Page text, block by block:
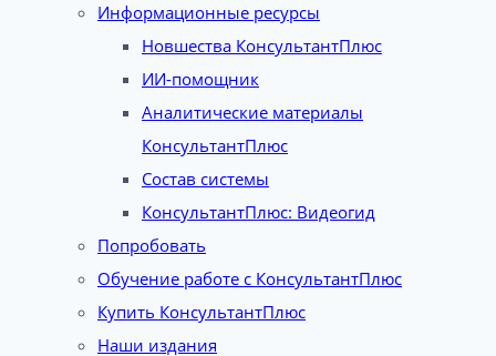
Информационные ресурсы
Новшества КонсультантПлюс
ИИ-помощник
Аналитические материалы
КонсультантПлюс
Состав системы
КонсультантПлюс: Видеогид
Попробовать
Обучение работе с КонсультантПлюс
Купить КонсультантПлюс
Наши издания